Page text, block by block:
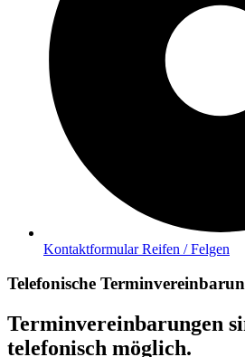
Kontaktformular Reifen / Felgen
Telefonische
Terminvereinbarungen
telefonisch möglich.